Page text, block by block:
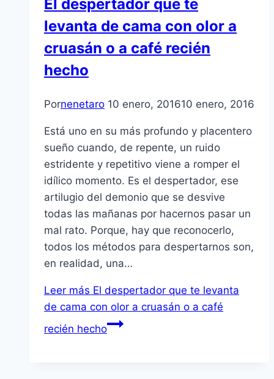
El despertador que te
levanta de cama con olor a
cruasán o a café recién
hecho
Pornenetaro 10 enero, 201610 enero, 2016
Está uno en su más profundo y placentero
sueño cuando, de repente, un ruido
estridente y repetitivo viene a romper el
idílico momento. Es el despertador, ese
artilugio del demonio que se desvive
todas las mañanas por hacernos pasar un
mal rato. Porque, hay que reconocerlo,
todos los métodos para despertarnos son,
en realidad, una…
Leer más El despertador que te levanta
de cama con olor a cruasán o a café
recién hecho